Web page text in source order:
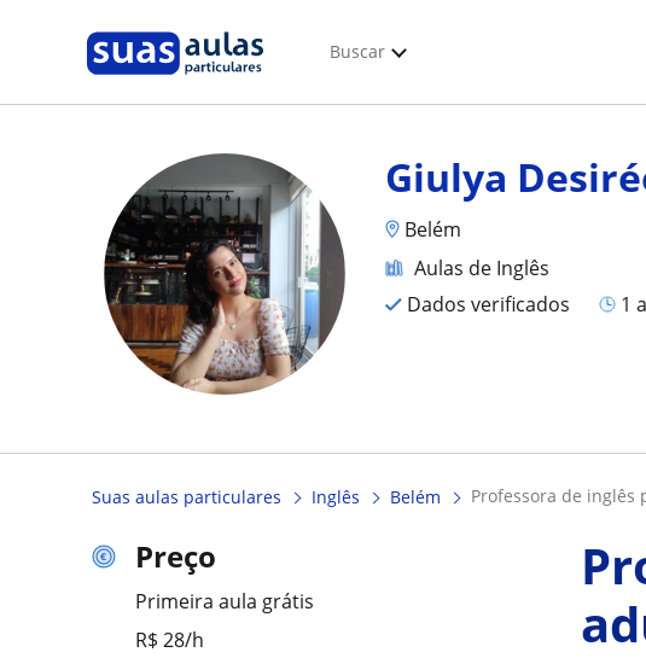
Buscar
Giulya
Belém
Aulas de Inglês
Dados verificados
Suas aulas particulares Inglês Belém professora de
Preço
Primeira aula grátis
R$ 28/h